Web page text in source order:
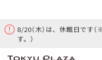
8/20（木）は、休館日です
す。）